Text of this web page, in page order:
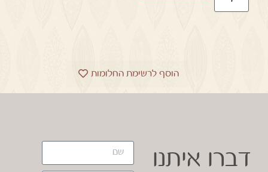
הוסף לרשימת החלומות
דברו איתנו